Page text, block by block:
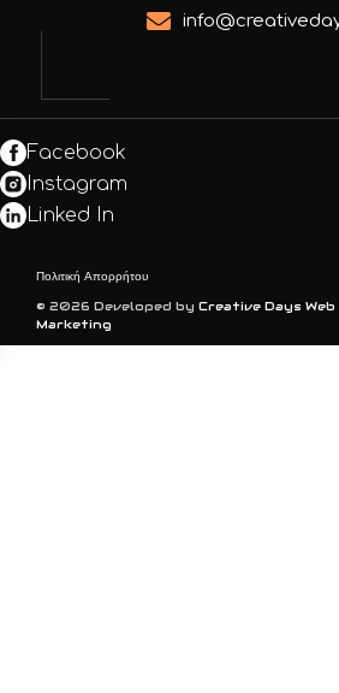
© 2026 Developed by Creative Days
Marketing
Πολιτική Απορρήτου
Facebook
Instagram
Linked In